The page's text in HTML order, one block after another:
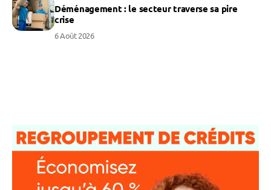
Déménagement : le secteur traverse sa pire
crise
6 Août 2026